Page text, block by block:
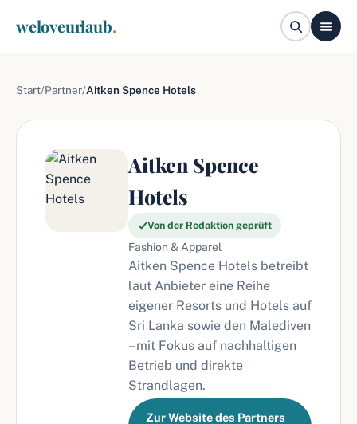
weloveurlaub.
Start/Partner/Aitken Spence Hotels
Aitken Spence
Hotels
Von der Redaktion geprüft
Fashion & Apparel
Aitken Spence Hotels betreibt
laut Anbieter eine Reihe
eigener Resorts und Hotels auf
Sri Lanka sowie den Malediven
– mit Fokus auf nachhaltigen
Betrieb und direkte
Strandlagen.
Zur Website des Partners